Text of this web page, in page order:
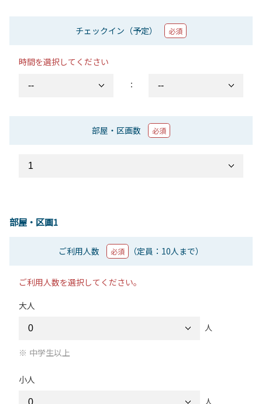
チェックイン（予定） 必須
時間を選択してください
：
部屋・区画数 必須
部屋・区画1
ご利用人数 必須 （定員：10人まで）
ご利用人数を選択してください。
大人
人
中学生以上
小人
人